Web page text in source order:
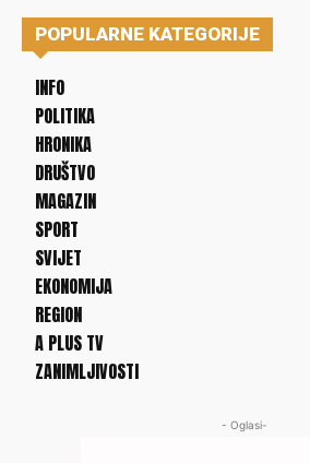
POPULARNE KATEGORIJE
INFO
POLITIKA
HRONIKA
DRUŠTVO
MAGAZIN
SPORT
SVIJET
EKONOMIJA
REGION
A PLUS TV
ZANIMLJIVOSTI
- Oglasi-